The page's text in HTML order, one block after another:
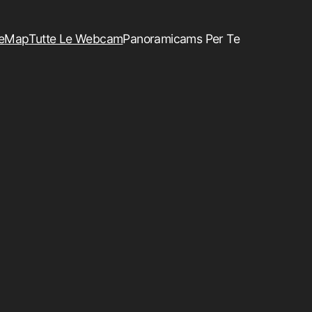
MapTutte Le WebcamPanoramicams Per Te